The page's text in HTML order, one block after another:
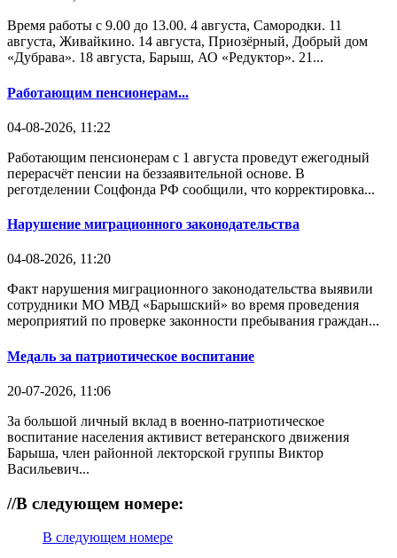
Время работы с 9.00 до 13.00. 4 августа, Самородки. 11
августа, Живайкино. 14 августа, Приозёрный, Добрый дом
«Дубрава». 18 августа, Барыш, АО «Редуктор». 21...
Работающим пенсионерам...
04-08-2026, 11:22
Работающим пенсионерам с 1 августа проведут ежегодный
перерасчёт пенсии на беззаявительной основе. В
реготделении Соцфонда РФ сообщили, что корректировка...
Нарушение миграционного законодательства
04-08-2026, 11:20
Факт нарушения миграционного законодательства выявили
сотрудники МО МВД «Барышский» во время проведения
мероприятий по проверке законности пребывания граждан...
Медаль за патриотическое воспитание
20-07-2026, 11:06
За большой личный вклад в военно-патриотическое
воспитание населения активист ветеранского движения
Барыша, член районной лекторской группы Виктор
Васильевич...
//В следующем номере:
В следующем номере